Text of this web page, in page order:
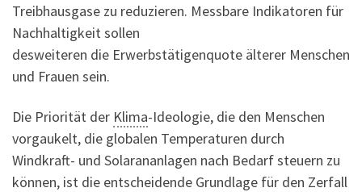
Treibhausgase zu reduzieren. Messbare Indikatoren für
Nachhaltigkeit sollen
desweiteren die Erwerbstätigenquote älterer Menschen
und Frauen sein.
Die Priorität der Klima-Ideologie, die den Menschen
vorgaukelt, die globalen Temperaturen durch
Windkraft- und Solarananlagen nach Bedarf steuern zu
können, ist die entscheidende Grundlage für den Zerfall